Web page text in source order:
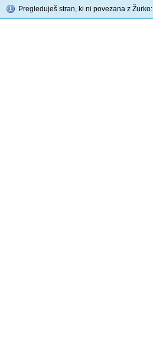
Pregleduješ stran, ki ni povezana z Žurko: